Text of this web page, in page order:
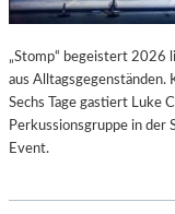
„Stomp“ begeistert 2026
aus
Sechs Tage gastiert Luke
Perkussionsgruppe in der
Event.